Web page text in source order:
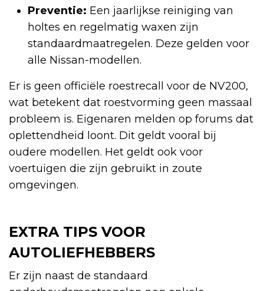
Preventie: Een jaarlijkse reiniging van
holtes en regelmatig waxen zijn
standaardmaatregelen. Deze gelden voor
alle Nissan-modellen.
Er is geen officiële roestrecall voor de NV200,
wat betekent dat roestvorming geen massaal
probleem is. Eigenaren melden op forums dat
oplettendheid loont. Dit geldt vooral bij
oudere modellen. Het geldt ook voor
voertuigen die zijn gebruikt in zoute
omgevingen.
EXTRA TIPS VOOR
AUTOLIEFHEBBERS
Er zijn naast de standaard